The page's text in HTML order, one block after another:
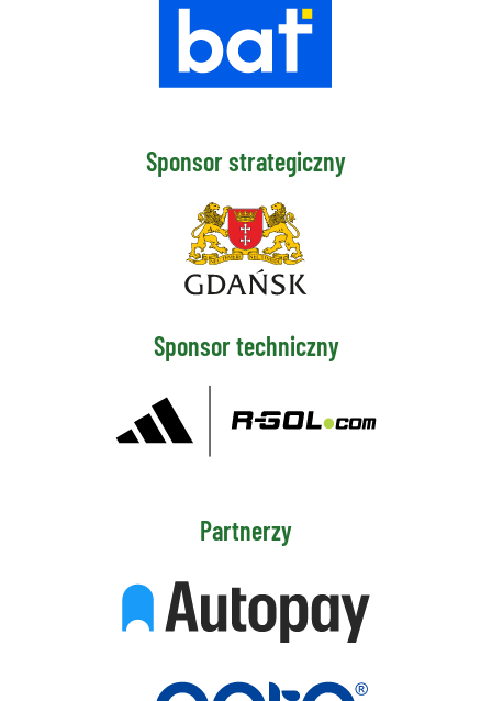
Sponsor strategiczny
Sponsor techniczny
Partnerzy